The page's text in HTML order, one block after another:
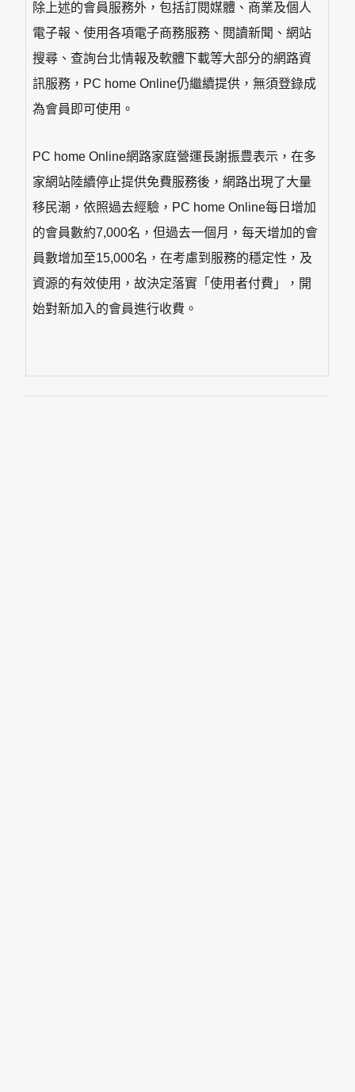
除上述的會員服務外，包括訂閱媒體、商業及個人
電子報、使用各項電子商務服務、閱讀新聞、網站
搜尋、查詢台北情報及軟體下載等大部分的網路資
訊服務，PC home Online仍繼續提供，無須登錄成
為會員即可使用。
PC home Online網路家庭營運長謝振豊表示，在多
家網站陸續停止提供免費服務後，網路出現了大量
移民潮，依照過去經驗，PC home Online每日增加
的會員數約7,000名，但過去一個月，每天增加的會
員數增加至15,000名，在考慮到服務的穩定性，及
資源的有效使用，故決定落實「使用者付費」，開
始對新加入的會員進行收費。